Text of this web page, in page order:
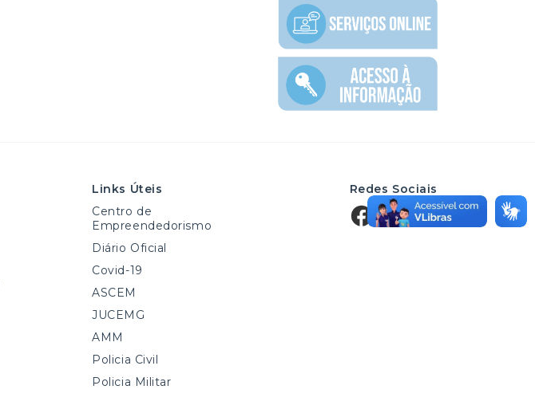
Links Úteis
Centro de
Empreendedorismo
Diário Oficial
Covid-19
ASCEM
JUCEMG
AMM
Policia Civil
Policia Militar
Redes Sociais